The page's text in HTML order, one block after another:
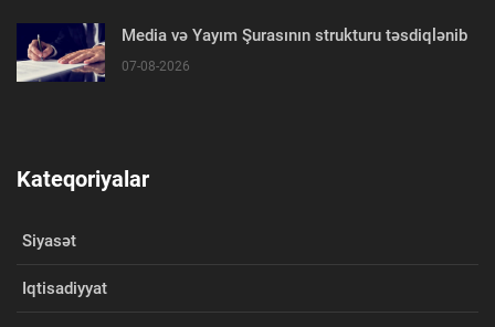
Media və Yayım Şurasının strukturu təsdiqlənib
07-08-2026
Kateqoriyalar
Siyasət
Iqtisadiyyat